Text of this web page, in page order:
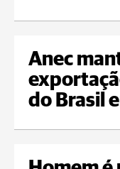
Anec
do Brasil